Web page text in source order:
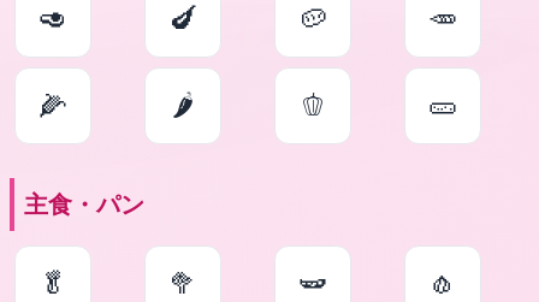
🥑 🍆 🥔 🥕
🌽 🌶 🫑 🥒
主食・パン
🥬 🥦 🫛 🧄